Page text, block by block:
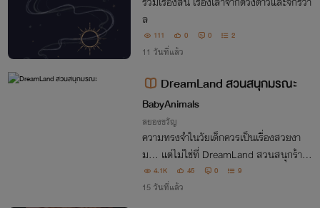
ล
111 0 0 2
11 วันที่แล้ว
DreamLand สวนสนุกมรณะ
BabyAnimals
สยองขวัญ
ความทรงจำในวัยเด็กควรเป็นเรื่องสวยงา
ม... แต่ไม่ใช่ที่ DreamLand สวนสนุกร้างที่
เปิดประตูอีกครั้ง พร้อมกฎลึกลับ เครื่องเล่น
มรณะ และบททดสอบชีวิต เมื่อเข้ามาแล้
4.1K 45 0 9
15 วันที่แล้ว